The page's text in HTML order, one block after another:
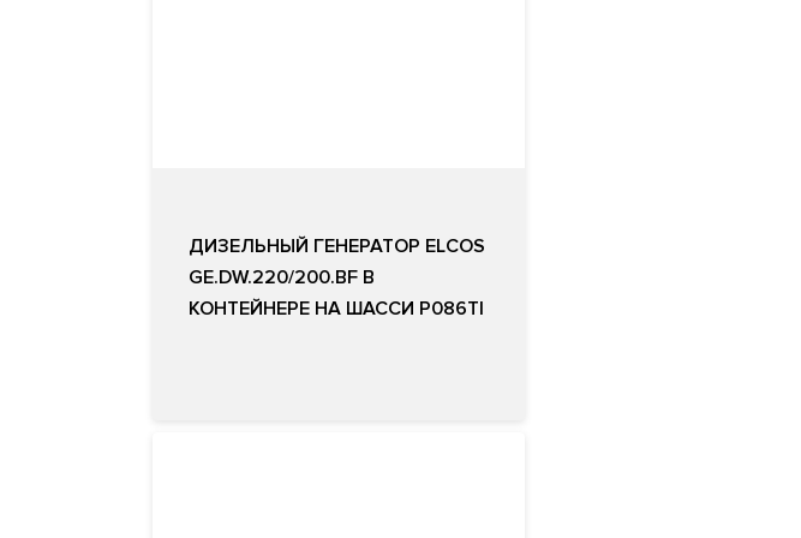
ДИЗЕЛЬНЫЙ ГЕНЕРАТОР ELCOS
GE.DW.220/200.BF В
КОНТЕЙНЕРЕ НА ШАССИ P086TI